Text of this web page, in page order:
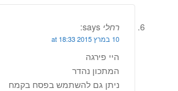
רחלי says:
10 במרץ 2015 at 18:33
היי פירגה
המתכון נהדר
ניתן גם להשתמש בפסח בקמח